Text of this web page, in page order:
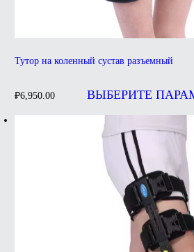
Тутор на коленный сустав разъемный
₽6,950.00 ВЫБЕРИТЕ